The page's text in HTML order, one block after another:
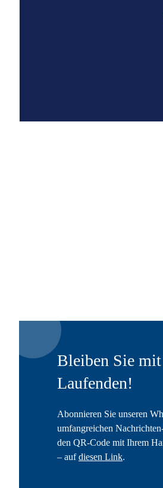
Bleiben Sie
Laufenden!
Abonnieren Sie unseren
umfangreichen
den QR-Code mit Ihrem
– aufdiesen Link.